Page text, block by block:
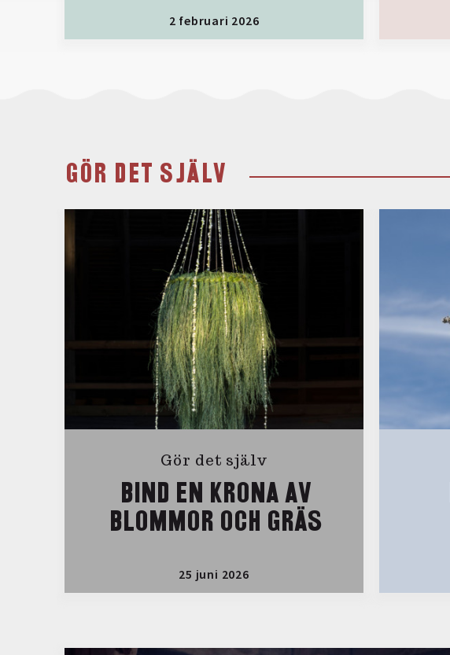
2 februari 2026
GÖR DET SJÄLV
Gör det själv
BIND EN KRONA AV
BLOMMOR OCH GRÄS
25 juni 2026